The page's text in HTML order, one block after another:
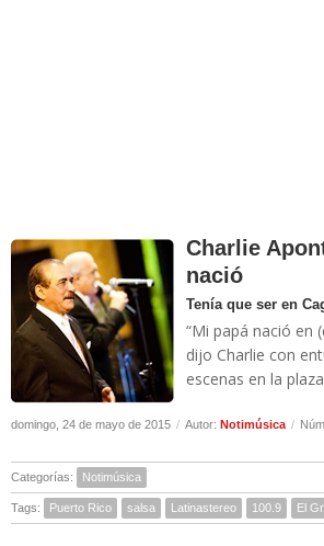
Charlie
nació
Tenía que ser en
“Mi papá nació en
dijo Charlie con
escenas en la
domingo, 24 de mayo de 2015 / Autor: Notimúsica /
Categorías: Notimúsica
Tags: Puerto Rico salsa Latinastereo 100.9 El